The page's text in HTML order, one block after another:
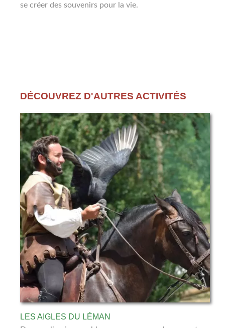
se créer des souvenirs pour la vie.
DÉCOUVREZ D'AUTRES ACTIVITÉS
LES AIGLES DU LÉMAN